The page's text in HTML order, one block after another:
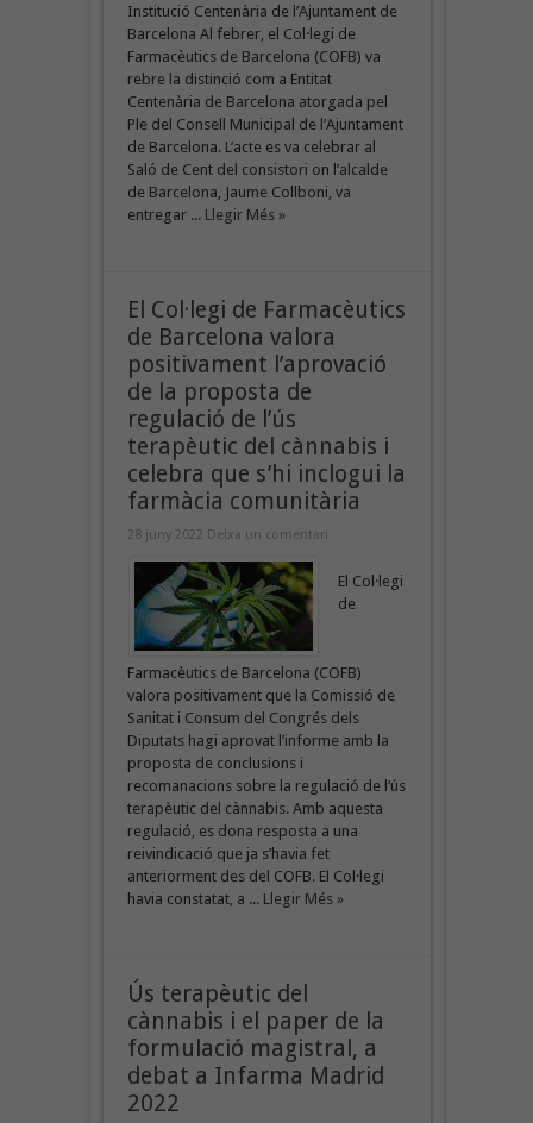
Institució Centenària de l’Ajuntament de
Barcelona Al febrer, el Col·legi de
Farmacèutics de Barcelona (COFB) va
rebre la distinció com a Entitat
Centenària de Barcelona atorgada pel
Ple del Consell Municipal de l’Ajuntament
de Barcelona. L’acte es va celebrar al
Saló de Cent del consistori on l’alcalde
de Barcelona, Jaume Collboni, va
entregar ... Llegir Més »
El Col·legi de Farmacèutics
de Barcelona valora
positivament l’aprovació
de la proposta de
regulació de l’ús
terapèutic del cànnabis i
celebra que s’hi inclogui la
farmàcia comunitària
28 juny 2022 Deixa un comentari
El Col·legi
de
Farmacèutics de Barcelona (COFB)
valora positivament que la Comissió de
Sanitat i Consum del Congrés dels
Diputats hagi aprovat l’informe amb la
proposta de conclusions i
recomanacions sobre la regulació de l’ús
terapèutic del cànnabis. Amb aquesta
regulació, es dona resposta a una
reivindicació que ja s’havia fet
anteriorment des del COFB. El Col·legi
havia constatat, a ... Llegir Més »
Ús terapèutic del
cànnabis i el paper de la
formulació magistral, a
debat a Infarma Madrid
2022